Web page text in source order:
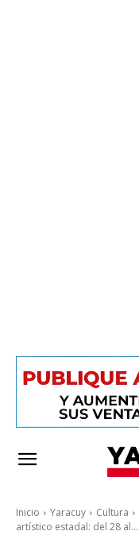
Inicio Yaracuy Cultura
artístico estadal: del 28 al...